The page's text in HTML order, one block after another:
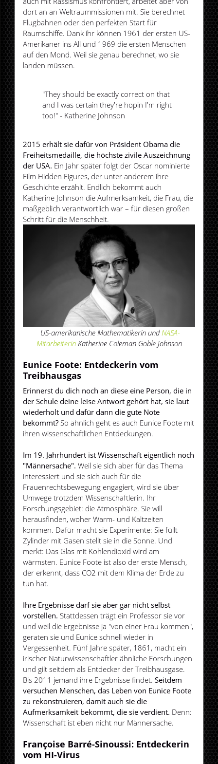
dort an an Weltraummissionen mit. Sie berechnet
Flugbahnen oder den perfekten Start für
Raumschiffe. Dank ihr können 1961 der ersten US-
Amerikaner ins All und 1969 die ersten Menschen
auf den Mond. Weil sie genau berechnet, wo sie
landen müssen.
"They should be exactly correct on that
and I was certain they're hopin I'm right
too!" - Katherine Johnson
2015 erhält sie dafür von Präsident Obama die
Freiheitsmedaille, die höchste zivile Auszeichnung
der USA. Ein Jahr später folgt der Oscar nominierte
Film Hidden Figures, der unter anderem ihre
Geschichte erzählt. Endlich bekommt auch
Katherine Johnson die Aufmerksamkeit, die Frau, die
maßgeblich verantwortlich war – für diesen großen
Schritt für die Menschheit.
US-amerikanische Mathematikerin und NASA-
MitarbeiterinKatherine Coleman Goble Johnson
Eunice Foote: Entdeckerin vom
Treibhausgas
Erinnerst du dich noch an diese eine Person, die in
der Schule deine leise Antwort gehört hat, sie laut
wiederholt und dafür dann die gute Note
bekommt? So ähnlich geht es auch Eunice Foote mit
ihren wissenschaftlichen Entdeckungen.
Im 19. Jahrhundert ist Wissenschaft eigentlich noch
"Männersache". Weil sie sich aber für das Thema
interessiert und sie sich auch für die
Frauenrechtsbewegung engagiert, wird sie über
Umwege trotzdem Wissenschaftlerin. Ihr
Forschungsgebiet: die Atmosphäre. Sie will
herausfinden, woher Warm- und Kaltzeiten
kommen. Dafür macht sie Experimente: Sie füllt
Zylinder mit Gasen stellt sie in die Sonne. Und
merkt: Das Glas mit Kohlendioxid wird am
wärmsten. Eunice Foote ist also der erste Mensch,
der erkennt, dass CO2 mit dem Klima der Erde zu
tun hat.
Ihre Ergebnisse darf sie aber gar nicht selbst
vorstellen. Stattdessen trägt ein Professor sie vor
und weil die Ergebnisse ja "von einer Frau kommen",
geraten sie und Eunice schnell wieder in
Vergessenheit. Fünf Jahre später, 1861, macht ein
irischer Naturwissenschaftler ähnliche Forschungen
und gilt seitdem als Entdecker der Treibhausgase.
Bis 2011 jemand ihre Ergebnisse findet.Seitdem
versuchen Menschen, das Leben von Eunice Foote
zu rekonstruieren, damit auch sie die
Aufmerksamkeit bekommt, die sie verdient. Denn:
Wissenschaft ist eben nicht nur Männersache.
Françoise Barré-Sinoussi: Entdeckerin
vom HI-Virus